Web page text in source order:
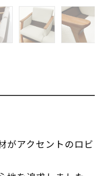
がアクセントのロビ